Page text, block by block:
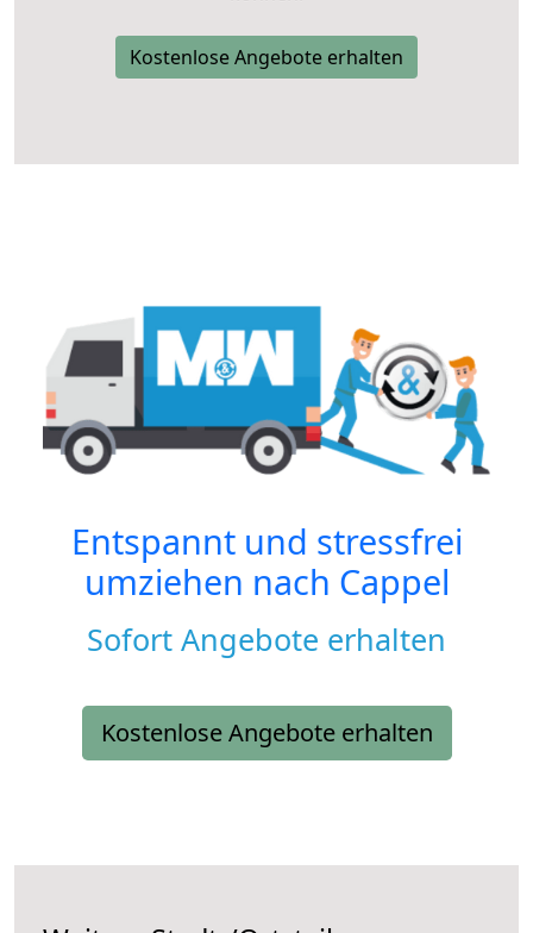
Kostenlose Angebote erhalten
Entspannt und stressfrei
umziehen nach Cappel
Sofort Angebote erhalten
Kostenlose Angebote erhalten